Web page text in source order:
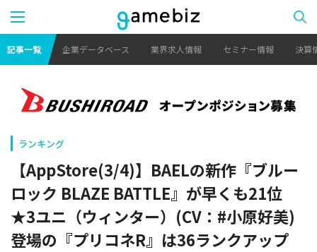
記事一覧 企業データベース 業界求人情報 セミナー情報 決算
ランキング
【AppStore(3/4)】BAELの新作『ブルー
ロック BLAZE BATTLE』が早くも21位
★3ユニ（ウィンター）(CV：#小原好美)
登場の『プリコネR』は36ランクアップ